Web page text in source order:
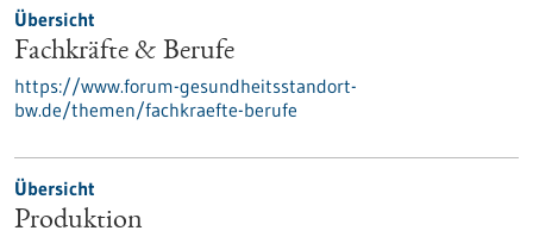
Übersicht
Fachkräfte & Berufe
https://www.forum-gesundheitsstandort-
bw.de/themen/fachkraefte-berufe
Übersicht
Produktion